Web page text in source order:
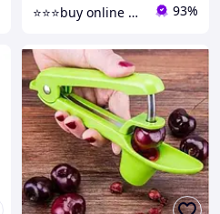
⭐️⭐️⭐️buy online shop 93%